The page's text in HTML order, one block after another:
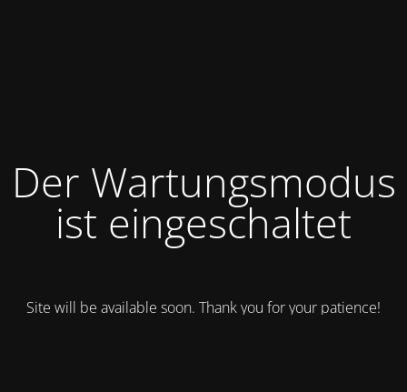
Der Wartungsmodus
ist eingeschaltet
Site will be available soon. Thank you for your patience!